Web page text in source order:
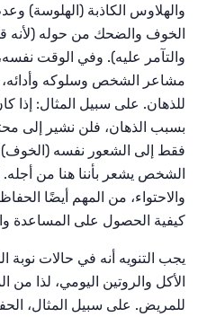
والهلاوس الكاذبة (الهلوسة)
الخوف والضحك من حوله (لأنه
والتآمر عليه). وفي الوقت
مشاعر الشخص وسلوكه وأدائه،
للذهان. على سبيل المثال: إذا
بسبب الذهان، فلن نشير إلى
فقط إلى الشعور نفسه
الشخص يشعر بأننا هنا من
والاحتواء، من المهم أيضًا
كيفية الحصول على المساعدة
يجب التنويه أنه في حالات نوبة
الأكل والروتين اليومي، لذا من
للمريض. على سبيل المثال،